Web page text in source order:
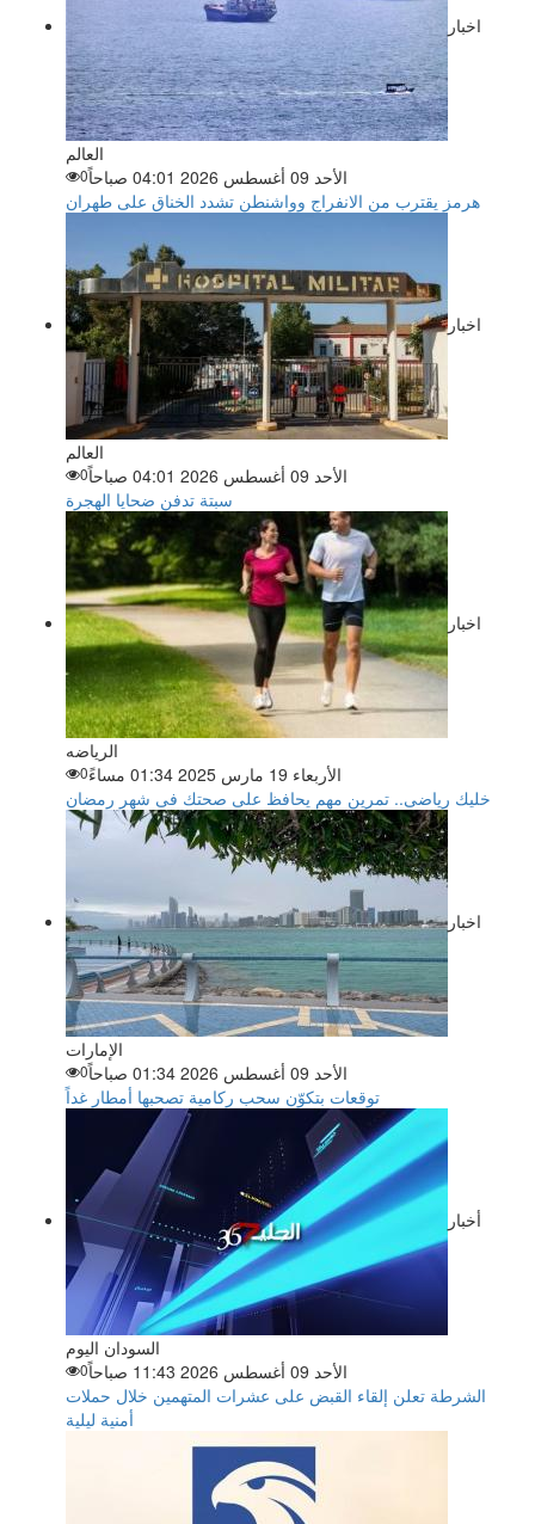
اخبار
العالم
الأحد 09 أغسطس 2026 04:01 صباحاً
0
هرمز يقترب من الانفراج وواشنطن تشدد الخناق على طهران
اخبار
العالم
الأحد 09 أغسطس 2026 04:01 صباحاً
0
سبتة تدفن ضحايا الهجرة
اخبار
الرياضه
الأربعاء 19 مارس 2025 01:34 مساءً
0
خليك رياضى.. تمرين مهم يحافظ على صحتك فى شهر رمضان
اخبار
الإمارات
الأحد 09 أغسطس 2026 01:34 صباحاً
0
توقعات بتكوّن سحب ركامية تصحبها أمطار غداً
أخبار
السودان اليوم
الأحد 09 أغسطس 2026 11:43 صباحاً
0
الشرطة تعلن إلقاء القبض على عشرات المتهمين خلال حملات
أمنية ليلية